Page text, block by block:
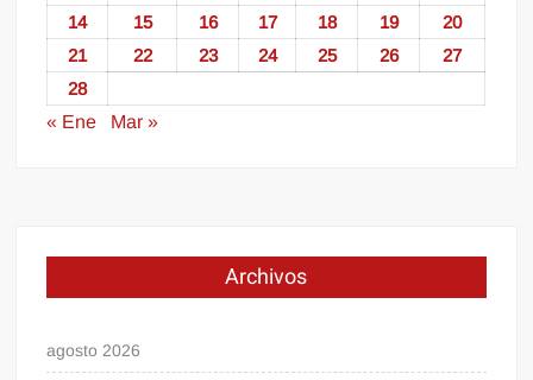
14
15 16 17 18 19
20
21
22 23 24 25 26
27
28
« Ene
Mar »
Archivos
agosto 2026